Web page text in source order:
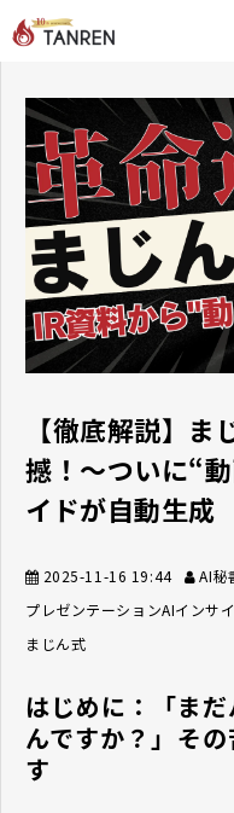
AI
【徹底解説】
撼！～ついに“
イドが自動生成
2025-11-16 19:44 AI秘
プレゼンテーションAIインサ
まじん式
はじめに：「ま
んですか？」――そ
す